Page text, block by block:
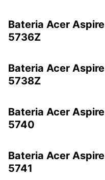
Bateria Acer Aspire
5736Z
Bateria Acer Aspire
5738Z
Bateria Acer Aspire
5740
Bateria Acer Aspire
5741